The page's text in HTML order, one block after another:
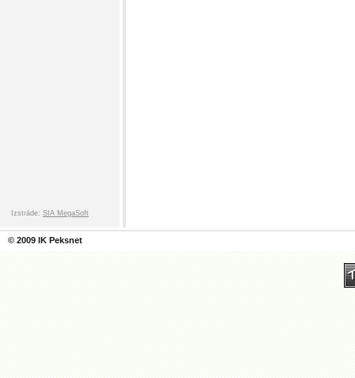
© 2009 IK Peksnet
Izstrāde: SIA MegaSoft